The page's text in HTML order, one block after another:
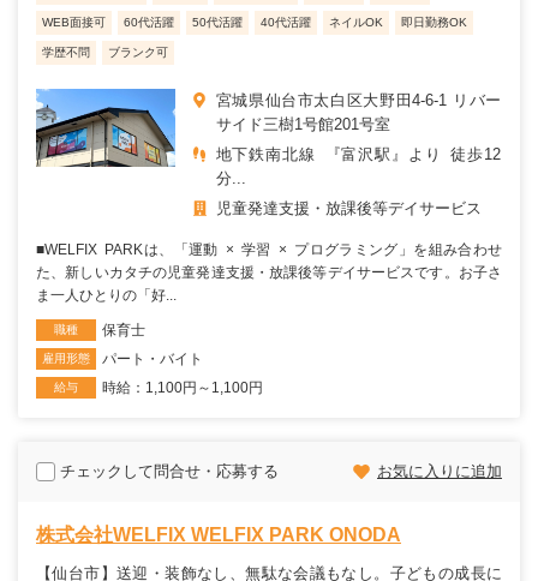
WEB面接可 60代活躍 50代活躍 40代活躍 ネイルOK 即日勤務OK
学歴不問 ブランク可
宮城県仙台市太白区大野田4-6-1 リバー
サイド三樹1号館201号室
地下鉄南北線 『富沢駅』より 徒歩12
分...
児童発達支援・放課後等デイサービス
■WELFIX PARKは、「運動 × 学習 × プログラミング」を組み合わせ
た、新しいカタチの児童発達支援・放課後等デイサービスです。お子さ
ま一人ひとりの「好...
職種 保育士
雇用形態 パート・バイト
給与 時給：1,100円～1,100円
チェックして問合せ・応募する お気に入りに追加
株式会社WELFIX WELFIX PARK ONODA
【仙台市】送迎・装飾なし、無駄な会議もなし。子どもの成長に